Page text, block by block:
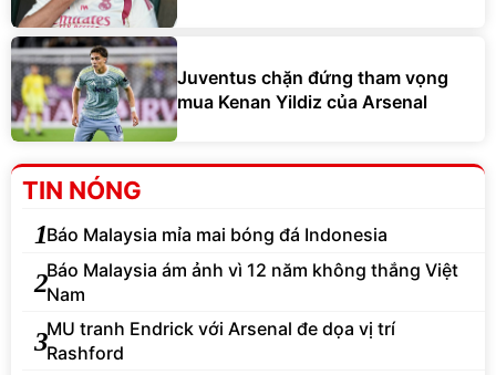
Juventus chặn đứng tham vọng
mua Kenan Yildiz của Arsenal
TIN NÓNG
1Báo Malaysia mỉa mai bóng đá Indonesia
2Báo Malaysia ám ảnh vì 12 năm không thắng Việt
Nam
3MU tranh Endrick với Arsenal đe dọa vị trí
Rashford